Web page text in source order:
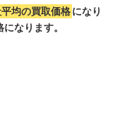
均の買取価格になり
なります。